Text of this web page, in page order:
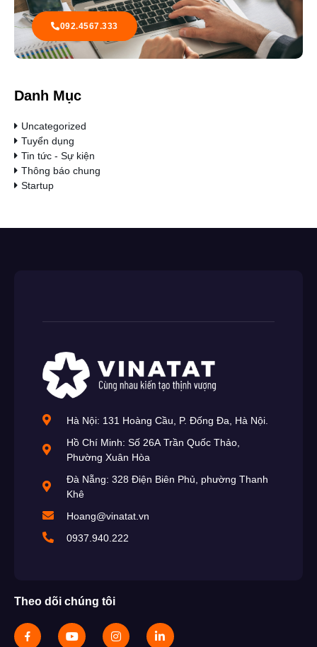
092.4567.333
Danh Mục
Uncategorized
Tuyển dụng
Tin tức - Sự kiện
Thông báo chung
Startup
Hà Nội: 131 Hoàng Cầu, P. Đống Đa, Hà Nội.
Hồ Chí Minh: Số 26A Trần Quốc Thảo,
Phường Xuân Hòa
Đà Nẵng: 328 Điện Biên Phủ, phường Thanh
Khê
Hoang@vinatat.vn
0937.940.222
Theo dõi chúng tôi